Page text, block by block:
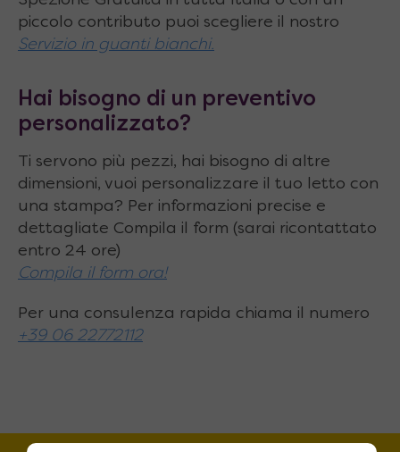
Dimensionituttoaperto: 202 x 75 x H.83
cm
Estensioni
possibili piano tavolo: 122 ⇄ 162
⇄ 202 cm
Altezza piano: 42 ⇵ 83 cm
Tipo di allunghe: Interne con apertura a
libro
Numero e dimensioni allunghe
cm
Materiale del piano
base rettangolare
piccolo contributo puoi scegliere il nostro
Servizio in guanti bianchi.
Hai bisogno di un preventivo
personalizzato?
Ti servono più pezzi, hai bisogno di altre
dimensioni, vuoi personalizzare il tuo letto con
una stampa? Per informazioni precise e
dettagliate Compila il form (sarai ricontattato
entro 24 ore)
Compila il form ora!
Per una consulenza rapida chiama il numero
+39 06 22772112